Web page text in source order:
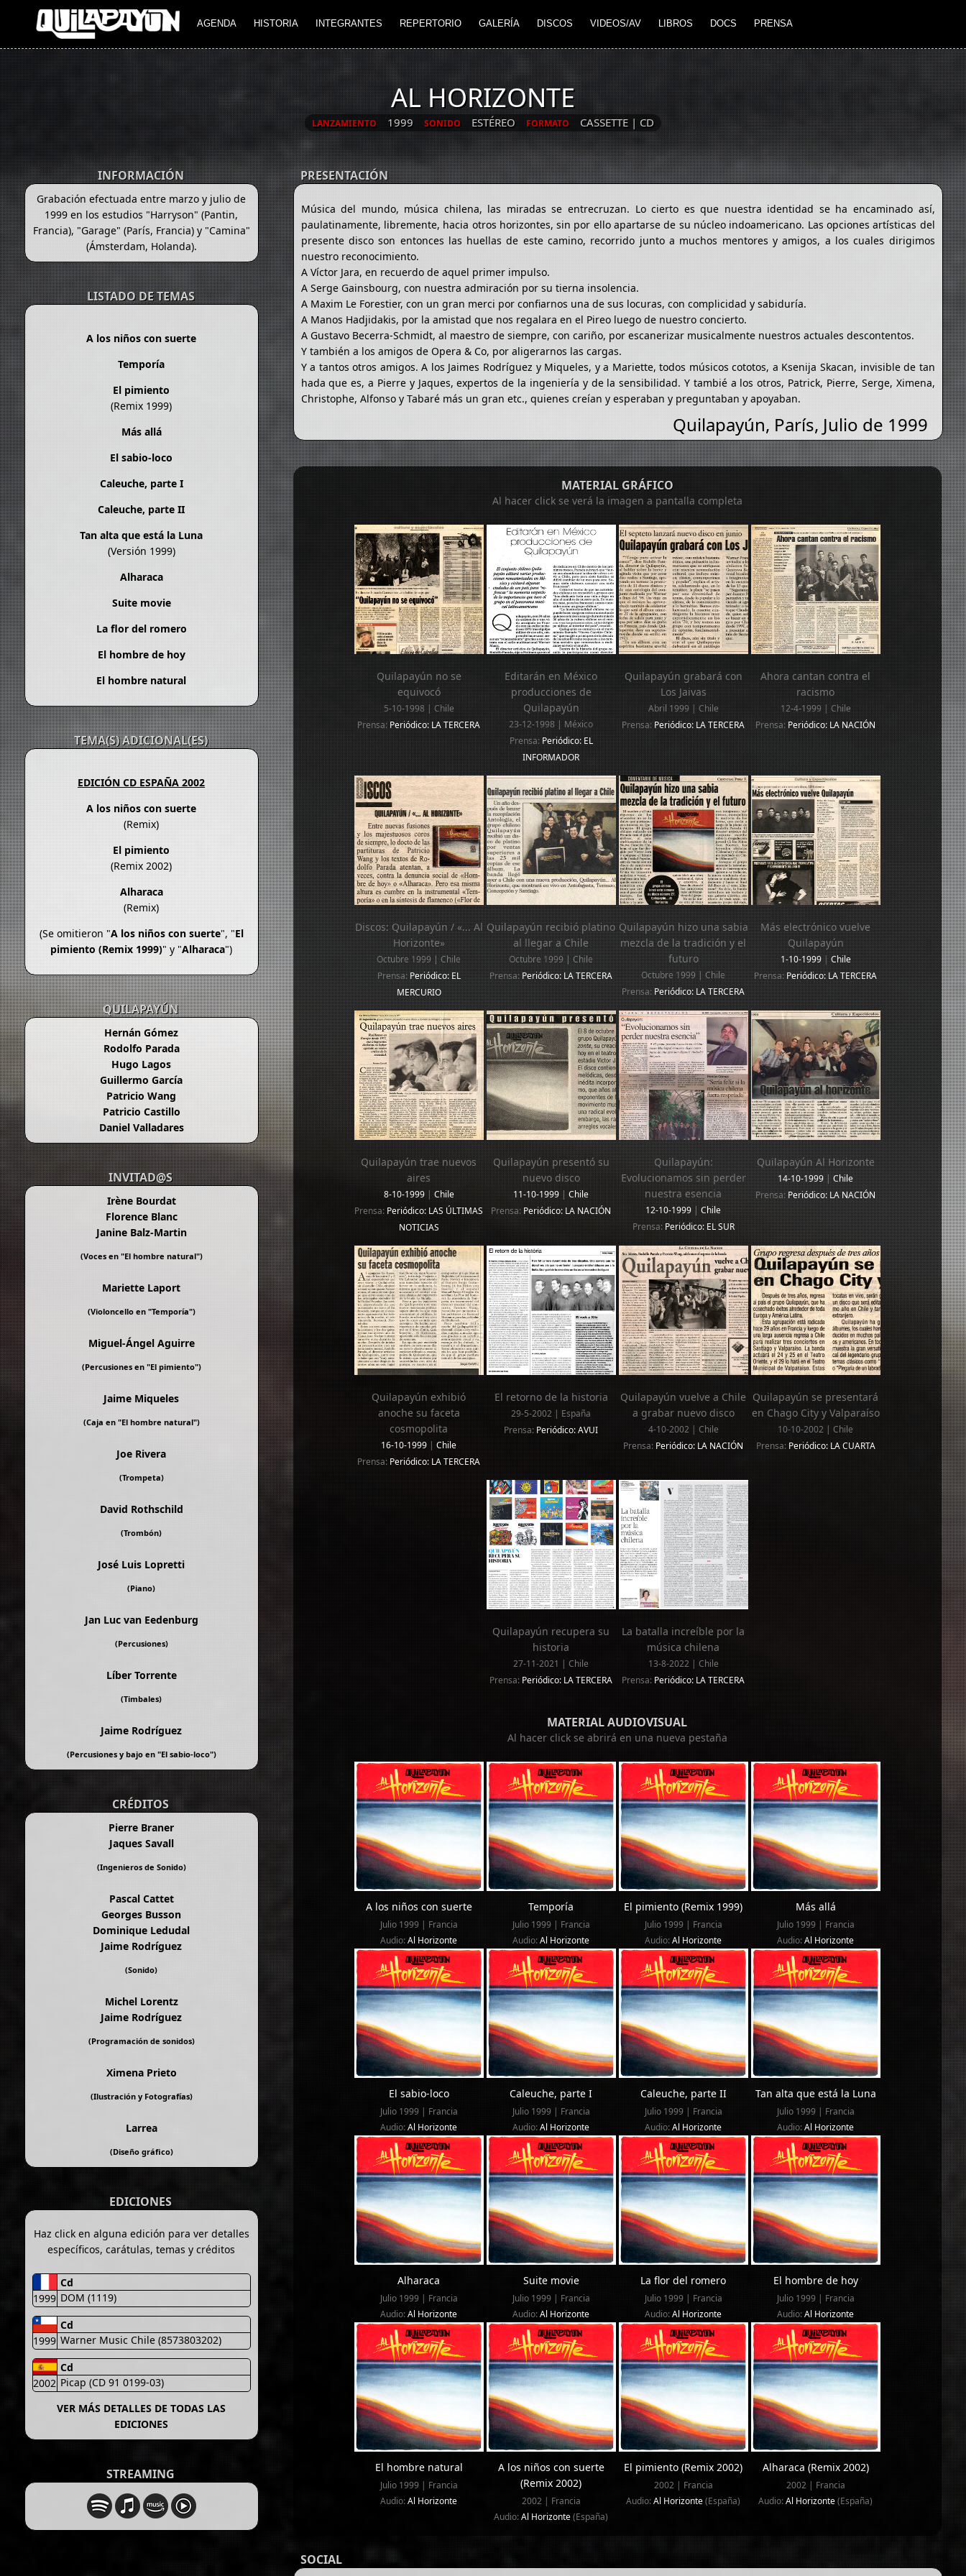
AGENDA HISTORIA INTEGRANTES REPERTORIO GALERÍA DISCOS VIDEOS/AV LIBROS DOCS PRENSA
AL HORIZONTE
LANZAMIENTO 1999 SONIDO ESTÉREO FORMATO CASSETTE | CD
INFORMACIÓN
Grabación efectuada entre marzo y julio de
1999 en los estudios "Harryson" (Pantin,
Francia), "Garage" (París, Francia) y "Camina"
(Ámsterdam, Holanda).
LISTADO DE TEMAS
A los niños con suerte
Temporía
El pimiento
(Remix 1999)
Más allá
El sabio-loco
Caleuche, parte I
Caleuche, parte II
Tan alta que está la Luna
(Versión 1999)
Alharaca
Suite movie
La flor del romero
El hombre de hoy
El hombre natural
TEMA(S) ADICIONAL(ES)
EDICIÓN CD ESPAÑA 2002
A los niños con suerte
(Remix)
El pimiento
(Remix 2002)
Alharaca
(Remix)
(Se omitieron "A los niños con suerte", "El
pimiento (Remix 1999)" y "Alharaca")
QUILAPAYÚN
Hernán Gómez
Rodolfo Parada
Hugo Lagos
Guillermo García
Patricio Wang
Patricio Castillo
Daniel Valladares
INVITAD@S
Irène Bourdat
Florence Blanc
Janine Balz-Martin
(Voces en "El hombre natural")
Mariette Laport
(Violoncello en "Temporía")
Miguel-Ángel Aguirre
(Percusiones en "El pimiento")
Jaime Miqueles
(Caja en "El hombre natural")
Joe Rivera
(Trompeta)
David Rothschild
(Trombón)
José Luis Lopretti
(Piano)
Jan Luc van Eedenburg
(Percusiones)
Líber Torrente
(Timbales)
Jaime Rodríguez
(Percusiones y bajo en "El sabio-loco")
CRÉDITOS
Pierre Braner
Jaques Savall
(Ingenieros de Sonido)
Pascal Cattet
Georges Busson
Dominique Ledudal
Jaime Rodríguez
(Sonido)
Michel Lorentz
Jaime Rodríguez
(Programación de sonidos)
Ximena Prieto
(Ilustración y Fotografías)
Larrea
(Diseño gráfico)
EDICIONES
Haz click en alguna edición para ver detalles
específicos, carátulas, temas y créditos
1999
Cd
DOM (1119)
1999
Cd
Warner Music Chile (8573803202)
2002
Cd
Picap (CD 91 0199-03)
VER MÁS DETALLES DE TODAS LAS
EDICIONES
STREAMING
PRESENTACIÓN
Música del mundo, música chilena, las miradas se entrecruzan. Lo cierto es que nuestra identidad se ha encaminado así,
paulatinamente, libremente, hacia otros horizontes, sin por ello apartarse de su núcleo indoamericano. Las opciones artísticas del
presente disco son entonces las huellas de este camino, recorrido junto a muchos mentores y amigos, a los cuales dirigimos
nuestro reconocimiento.
A Víctor Jara, en recuerdo de aquel primer impulso.
A Serge Gainsbourg, con nuestra admiración por su tierna insolencia.
A Maxim Le Forestier, con un gran merci por confiarnos una de sus locuras, con complicidad y sabiduría.
A Manos Hadjidakis, por la amistad que nos regalara en el Pireo luego de nuestro concierto.
A Gustavo Becerra-Schmidt, al maestro de siempre, con cariño, por escanerizar musicalmente nuestros actuales descontentos.
Y también a los amigos de Opera & Co, por aligerarnos las cargas.
Y a tantos otros amigos. A los Jaimes Rodríguez y Miqueles, y a Mariette, todos músicos cototos, a Ksenija Skacan, invisible de tan
hada que es, a Pierre y Jaques, expertos de la ingeniería y de la sensibilidad. Y tambié a los otros, Patrick, Pierre, Serge, Ximena,
Christophe, Alfonso y Tabaré más un gran etc., quienes creían y esperaban y preguntaban y apoyaban.
Quilapayún, París, Julio de 1999
MATERIAL GRÁFICO
Al hacer click se verá la imagen a pantalla completa
Quilapayún no se
equivocó
5-10-1998 | Chile
Prensa:Periódico: LA TERCERA
Editarán en México
producciones de
Quilapayún
23-12-1998 | México
Prensa:Periódico: EL
INFORMADOR
Quilapayún grabará con
Los Jaivas
Abril 1999 | Chile
Prensa:Periódico: LA TERCERA
Ahora cantan contra el
racismo
12-4-1999 | Chile
Prensa:Periódico: LA NACIÓN
Discos: Quilapayún / «... Al
Horizonte»
Octubre 1999 | Chile
Prensa:Periódico: EL
MERCURIO
Quilapayún recibió platino
al llegar a Chile
Octubre 1999 | Chile
Prensa:Periódico: LA TERCERA
Quilapayún hizo una sabia
mezcla de la tradición y el
futuro
Octubre 1999 | Chile
Prensa:Periódico: LA TERCERA
Más electrónico vuelve
Quilapayún
1-10-1999|Chile
Prensa:Periódico: LA TERCERA
Quilapayún trae nuevos
aires
8-10-1999|Chile
Prensa:Periódico: LAS ÚLTIMAS
NOTICIAS
Quilapayún presentó su
nuevo disco
11-10-1999|Chile
Prensa:Periódico: LA NACIÓN
Quilapayún:
Evolucionamos sin perder
nuestra esencia
12-10-1999|Chile
Prensa:Periódico: EL SUR
Quilapayún Al Horizonte
14-10-1999|Chile
Prensa:Periódico: LA NACIÓN
Quilapayún exhibió
anoche su faceta
cosmopolita
16-10-1999|Chile
Prensa:Periódico: LA TERCERA
El retorno de la historia
29-5-2002 | España
Prensa:Periódico: AVUI
Quilapayún vuelve a Chile
a grabar nuevo disco
4-10-2002 | Chile
Prensa:Periódico: LA NACIÓN
Quilapayún se presentará
en Chago City y Valparaíso
10-10-2002 | Chile
Prensa:Periódico: LA CUARTA
Quilapayún recupera su
historia
27-11-2021 | Chile
Prensa:Periódico: LA TERCERA
La batalla increíble por la
música chilena
13-8-2022 | Chile
Prensa: Periódico: LA TERCERA
MATERIAL AUDIOVISUAL
Al hacer click se abrirá en una nueva pestaña
A los niños con suerte
Julio 1999 | Francia
Audio:Al Horizonte
Temporía
Julio 1999 | Francia
Audio:Al Horizonte
El pimiento (Remix 1999)
Julio 1999 | Francia
Audio:Al Horizonte
Más allá
Julio 1999 | Francia
Audio:Al Horizonte
El sabio-loco
Julio 1999 | Francia
Audio:Al Horizonte
Caleuche, parte I
Julio 1999 | Francia
Audio:Al Horizonte
Caleuche, parte II
Julio 1999 | Francia
Audio:Al Horizonte
Tan alta que está la Luna
Julio 1999 | Francia
Audio:Al Horizonte
Alharaca
Julio 1999 | Francia
Audio:Al Horizonte
Suite movie
Julio 1999 | Francia
Audio:Al Horizonte
La flor del romero
Julio 1999 | Francia
Audio:Al Horizonte
El hombre de hoy
Julio 1999 | Francia
Audio:Al Horizonte
El hombre natural
Julio 1999 | Francia
Audio:Al Horizonte
A los niños con suerte
(Remix 2002)
2002 | Francia
Audio:Al Horizonte(España)
El pimiento (Remix 2002)
2002 | Francia
Audio:Al Horizonte(España)
Alharaca (Remix 2002)
2002 | Francia
Audio:Al Horizonte(España)
SOCIAL